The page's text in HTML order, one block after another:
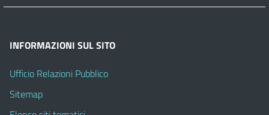
INFORMAZIONI SUL SITO
Ufficio Relazioni Pubblico
Sitemap